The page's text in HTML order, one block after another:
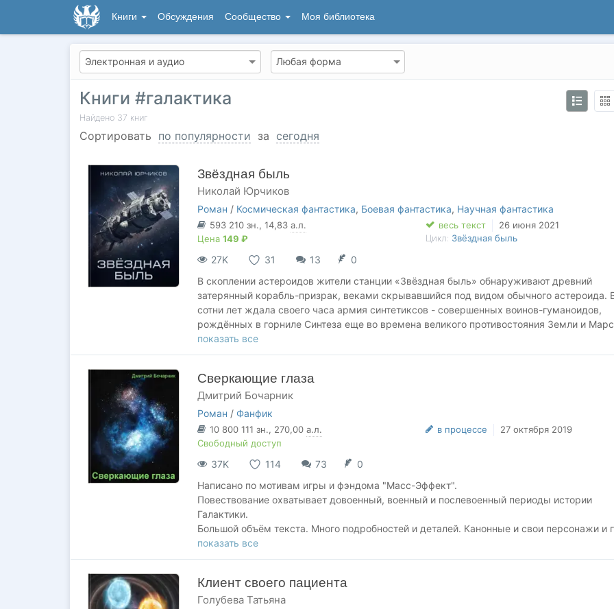
Книги Обсуждения Сообщество Моя библиотека
Книги #галактика
Найдено 37 книг
Сортировать по популярности за сегодня
Звёздная быль
Николай Юрчиков
Роман / Космическая фантастика, Боевая фантастика, Научная фантастика
593 210 зн., 14,83 а.л.
Цена 149 ₽
весь текст
26 июня 2021
Цикл: Звёздная быль
27K 31 13
0
В скоплении астероидов жители станции «Звёздная быль» обнаруживают древний
затерянный корабль-призрак, веками скрывавшийся под видом обычного астероида.
сотни лет ждала своего часа армия синтетиксов - совершенных воинов-гуманоидов,
рождённых в горниле Синтеза еще во времена великого противостояния Земли и
Их предводитель, Арес, объявляет себя Императором и начинает безжалостный
другим погружаются в хаос, принесённый пробудившимися легионами.
В этом противостоянии у космических государств почти нет шансов. Но именно
«Звёздной были» становится той «тёмной лошадкой», которой суждено бросить вызов
могущественному врагу и изменить исход великой битвы.
показать все
Сверкающие глаза
Дмитрий Бочарник
Роман / Фанфик
10 800 111 зн., 270,00 а.л.
Свободный доступ
в процессе 27 октября 2019
37K 114 73
0
Написано по мотивам игры и фэндома "Масс-Эффект".
Повествование охватывает довоенный, военный и послевоенный периоды истории
Галактики.
Большой объём текста. Много подробностей и деталей. Канонные и свои персонажи и
Публикуется последняя авторская редакция текста.
Текст будет выкладываться частями по мере осуществления редактирования.
показать все
Клиент своего пациента
Голубева Татьяна